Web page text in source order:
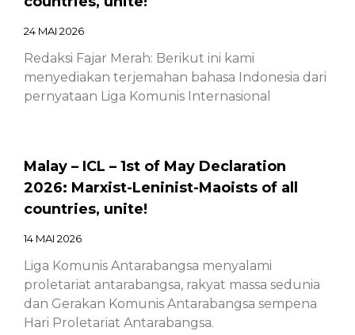
24 MAI 2026
Redaksi Fajar Merah: Berikut ini kami
menyediakan terjemahan bahasa Indonesia dari
pernyataan Liga Komunis Internasional
Malay – ICL – 1st of May Declaration
2026: Marxist-Leninist-Maoists of all
countries, unite!
14 MAI 2026
Liga Komunis Antarabangsa menyalami
proletariat antarabangsa, rakyat massa sedunia
dan Gerakan Komunis Antarabangsa sempena
Hari Proletariat Antarabangsa.